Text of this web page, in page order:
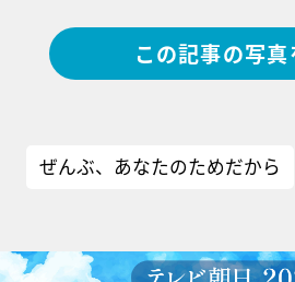
この記事の写真
ぜんぶ、あなたのためだから